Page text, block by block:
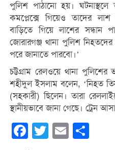
পুলিশ পাঠানো হয়। ঘটনাস্থলে
কমপ্লেক্সে গিয়েও তাদের
বাড়িতে গিয়ে লাশের
জোরারগঞ্জ থানা পুলিশ নিহতদের
পরে জানাতে পারবো।’
চট্টগ্রাম রেলওয়ে থানা
শহীদুল ইসলাম বলেন, ‘নিহত
(সহকারী) ছিলেন। তারা
স্থানীয়ভাবে জানা গেছে। ট্রেন
Facebook
Twitter Email